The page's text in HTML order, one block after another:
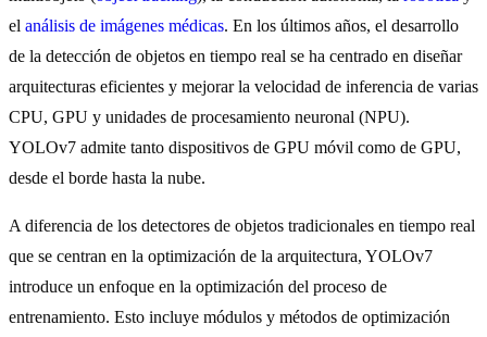
el análisis de imágenes médicas. En los últimos años, el desarrollo
de la detección de objetos en tiempo real se ha centrado en diseñar
arquitecturas eficientes y mejorar la velocidad de inferencia de varias
CPU, GPU y unidades de procesamiento neuronal (NPU).
YOLOv7 admite tanto dispositivos de GPU móvil como de GPU,
desde el borde hasta la nube.
A diferencia de los detectores de objetos tradicionales en tiempo real
que se centran en la optimización de la arquitectura, YOLOv7
introduce un enfoque en la optimización del proceso de
entrenamiento. Esto incluye módulos y métodos de optimización